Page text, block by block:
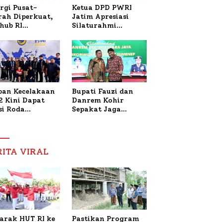
Pusat-
Diperkuat,
RI
Bahas
KM
Sentosa II
Ketua DPD PWRI
Jatim Apresiasi
Silaturahmi
dan PWRI, Sebut
Kemitraan Ideal
Polri-Pers
Kecelakaan
Kini Dapat
Roda
Nabil
Bupati Fauzi dan
Danrem Kohir
Sepakat Jaga
VIRAL
HUT RI ke
Pastikan Program